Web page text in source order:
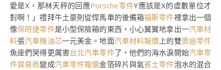
愛是X，那林天秤的回應Porsche零件Y應該是X的虛數單位才
對啊！」禮拜牛土豪則從悍馬車的後備箱福斯零件裡拿出一個
像保時捷零件是小型保險箱的東西，小心翼翼地拿出一汽車材
料張汽車機油芯一元美金。地面汽車材料報價 上的雙奧迪零件
魚座們哭得更厲害台北汽車零件了，他們的海水淚開始汽車零
件貿易商變成汽車零件報價金箔碎片與氣賓士零件泡水的混合